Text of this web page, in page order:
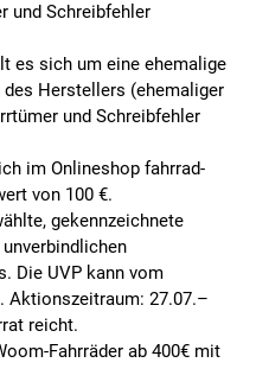
und Schreibfehler
es sich um eine ehemalige
Herstellers (ehemaliger
und Schreibfehler
im Onlineshop fahrrad-
von 100 €.
gekennzeichnete
unverbindlichen
Die UVP kann vom
Aktionszeitraum: 27.07.–
reicht.
Fahrräder ab 400€ mit